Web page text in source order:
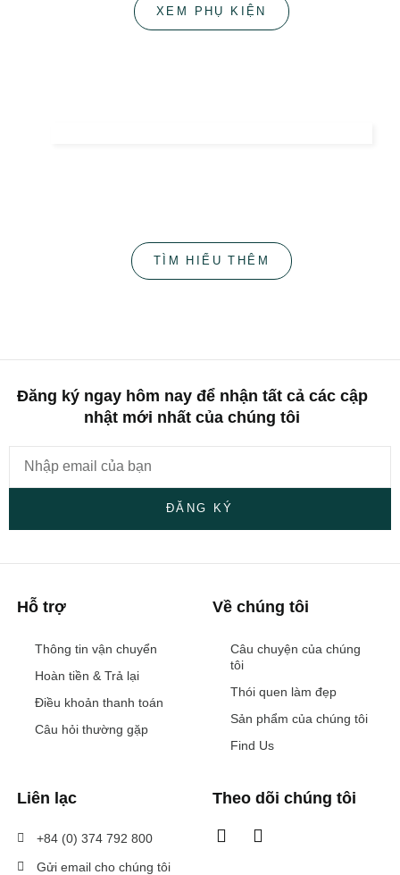
XEM PHỤ KIỆN
TÌM HIỂU THÊM
Đăng ký ngay hôm nay để nhận tất cả các cập
nhật mới nhất của chúng tôi
ĐĂNG KÝ
Hỗ trợ
Thông tin vận chuyển
Hoàn tiền & Trả lại
Điều khoản thanh toán
Câu hỏi thường gặp
Về chúng tôi
Câu chuyện của chúng
tôi
Thói quen làm đẹp
Sản phẩm của chúng tôi
Find Us
Liên lạc
+84 (0) 374 792 800
Gửi email cho chúng tôi
Theo dõi chúng tôi